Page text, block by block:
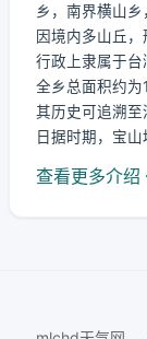
乡，南界横山乡
因境内多山丘，
行政上隶属于台
全乡总面积约为
其历史可追溯至
日据时期，宝
查看更多介绍